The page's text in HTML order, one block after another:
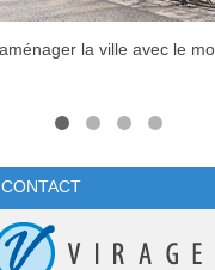
la ville avec le